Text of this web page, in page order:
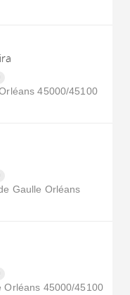
45000/45100
Gaulle Orléans
Orléans 45000/45100